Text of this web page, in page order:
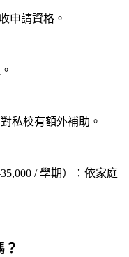
申請資格。
私校有額外補助。
/ 學期）
：依家庭